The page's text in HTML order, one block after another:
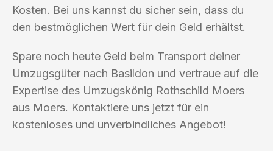
Kosten. Bei uns kannst du sicher sein, dass du
den bestmöglichen Wert für dein Geld erhältst.
Spare noch heute Geld beim Transport deiner
Umzugsgüter nach Basildon und vertraue auf die
Expertise des Umzugskönig Rothschild Moers
aus Moers. Kontaktiere uns jetzt für ein
kostenloses und unverbindliches Angebot!